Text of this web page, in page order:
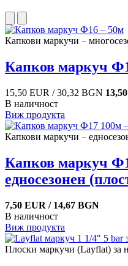
Капкови маркучи –
Капков маркуч
15,50 EUR / 30,32 BGN
В наличност
Виж продукта
Капкови маркучи –
Капков маркуч
едносезонен
7,50 EUR / 14,67 BGN
В наличност
Виж продукта
Плоски маркучи (Layflat) за